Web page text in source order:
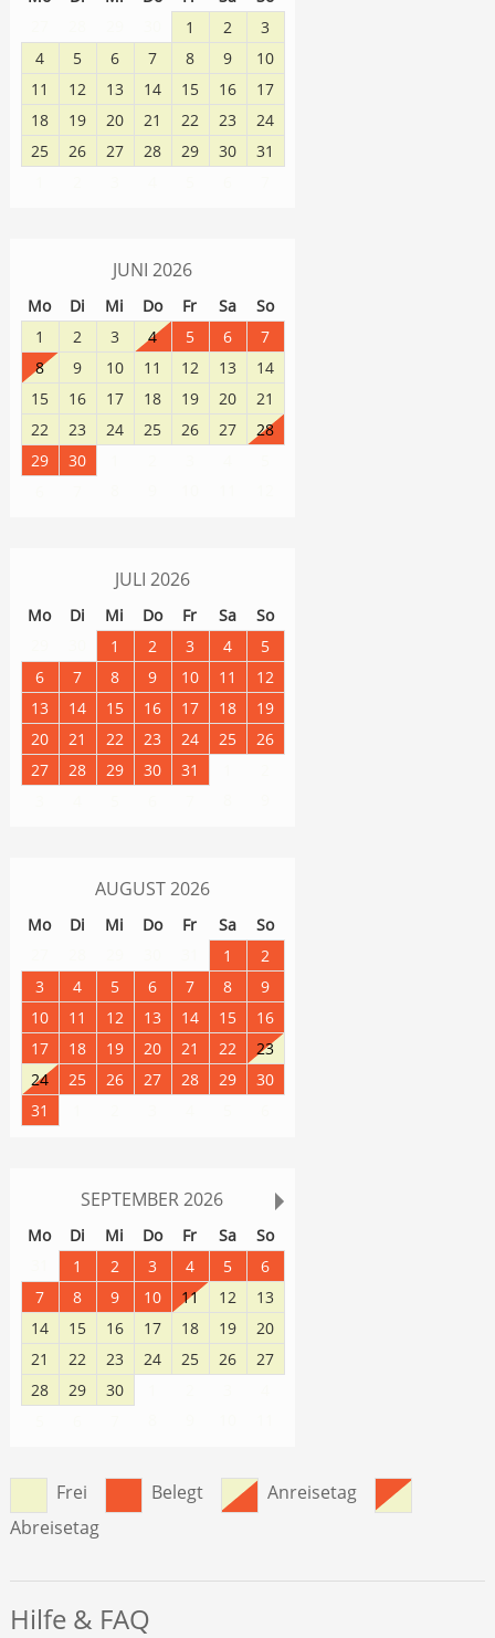
1 2
3
4
5 6 7 8 9
10
11
12 13 14 15 16
17
18
19 20 21 22 23
24
25
26 27 28 29 30
31
JUNI 2026
Mo Di Mi Do Fr Sa
So
1
2 3 4 5 6
7
8
9 10 11 12 13
14
15
16 17 18 19 20
21
22
23 24 25 26 27
28
29
30
JULI 2026
Mo Di Mi Do Fr Sa
So
1 2 3 4
5
6
7 8 9 10 11
12
13
14 15 16 17 18
19
20
21 22 23 24 25
26
27
28 29 30 31
AUGUST2026
Mo Di Mi Do Fr Sa
So
1
2
3
4 5 6 7 8
9
10
11 12 13 14 15
16
17
18 19 20 21 22
23
24
25 26 27 28 29
30
31
SEPTEMBER 2026
Mo Di Mi Do Fr Sa
So
1 2 3 4 5
6
7
8 9 10 11 12
13
14
15 16 17 18 19
20
21
22 23 24 25 26
27
28
29 30
Frei Belegt
Anreisetag
Abreisetag
Hilfe & FAQ